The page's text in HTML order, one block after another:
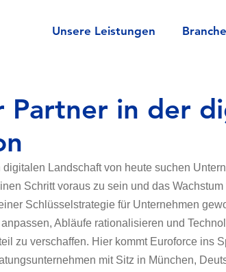
Unsere Leistungen
Partner in der
Landschaft von heute suchen
Schritt voraus zu sein und das
Schlüsselstrategie für Unternehmen
Abläufe rationalisieren und
zu verschaffen. Hier kommt Euroforce ins
mit Sitz in München,